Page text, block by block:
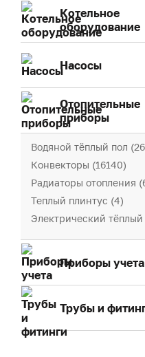
Котельное
оборудование
Насосы
Отопительные
приборы
Водяной тёплый пол
Конвекторы (16140)
Радиаторы отопления
Теплый плинтус (4)
Электрический тёплый
Приборы учета
Трубы и